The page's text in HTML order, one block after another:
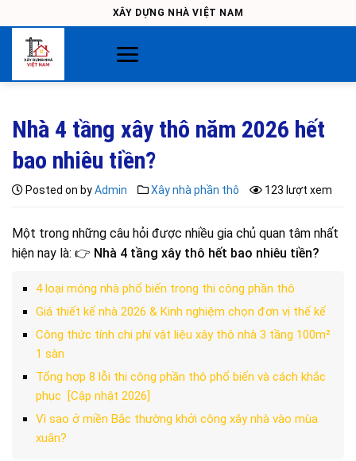
to
content
XÂY DỰNG NHÀ VIỆT NAM
Nhà 4 tầng xây thô năm 2026 hết
bao nhiêu tiền?
Posted on byAdmin Xây nhà phần thô 123 lượt xem
Một trong những câu hỏi được nhiều gia chủ quan tâm nhất
hiện nay là: 👉 Nhà 4 tầng xây thô hết bao nhiêu tiền?
4 loại móng nhà phổ biến trong thi công phần thô
Giá thiết kế nhà 2026 & Kinh nghiệm chọn đơn vị thế kế
Công thức tính chi phí vật liệu xây thô nhà 3 tầng 100m²
1 sàn
Tổng hợp 8 lỗi thi công phần thô phổ biến và cách khắc
phục [Cập nhật 2026]
Vì sao ở miền Bắc thường khởi công xây nhà vào mùa
xuân?